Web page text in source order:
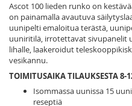
Ascot 100 lieden runko on
on painamalla avautuva
uunipelti emaloitua terästä,
uuniritilä, irrotettavat sivupanelit
lihalle, laakeroidut
vesikannu.
TOIMITUSAIKA TILAUKSESTA 8-
Isommassa uunissa 15
reseptiä